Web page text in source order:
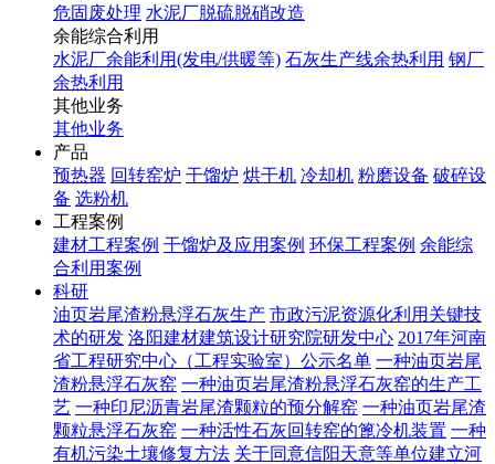
危固废处理 水泥厂脱硫脱硝改造
余能综合利用
水泥厂余能利用(发电/供暖等) 石灰生产线余热利用 钢厂
余热利用
其他业务
其他业务
产品
预热器 回转窑炉 干馏炉 烘干机 冷却机 粉磨设备 破碎设
备 选粉机
工程案例
建材工程案例 干馏炉及应用案例 环保工程案例 余能综
合利用案例
科研
油页岩尾渣粉悬浮石灰生产 市政污泥资源化利用关键技
术的研发 洛阳建材建筑设计研究院研发中心 2017年河南
省工程研究中心（工程实验室）公示名单 一种油页岩尾
渣粉悬浮石灰窑 一种油页岩尾渣粉悬浮石灰窑的生产工
艺 一种印尼沥青岩尾渣颗粒的预分解窑 一种油页岩尾渣
颗粒悬浮石灰窑 一种活性石灰回转窑的篦冷机装置 一种
有机污染土壤修复方法 关于同意信阳天意等单位建立河